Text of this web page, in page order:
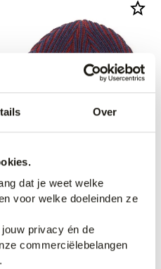
Over
dat je weet welke
voor welke doeleinden ze
privacy én de
commerciëlebelangen
72% korting
Campbell Muts
24,95
6,95